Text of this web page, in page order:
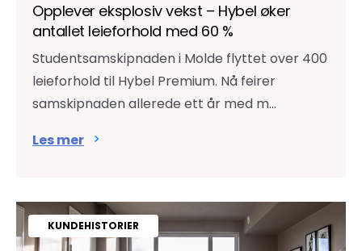
Opplever eksplosiv vekst – Hybel øker
antallet leieforhold med 60 %
Studentsamskipnaden i Molde flyttet over 400
leieforhold til Hybel Premium. Nå feirer
samskipnaden allerede ett år med m...
Les mer
KUNDEHISTORIER